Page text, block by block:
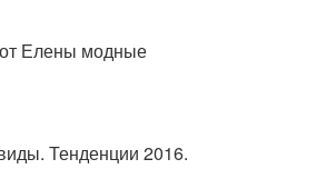
от Елены модные
Тенденции 2016.